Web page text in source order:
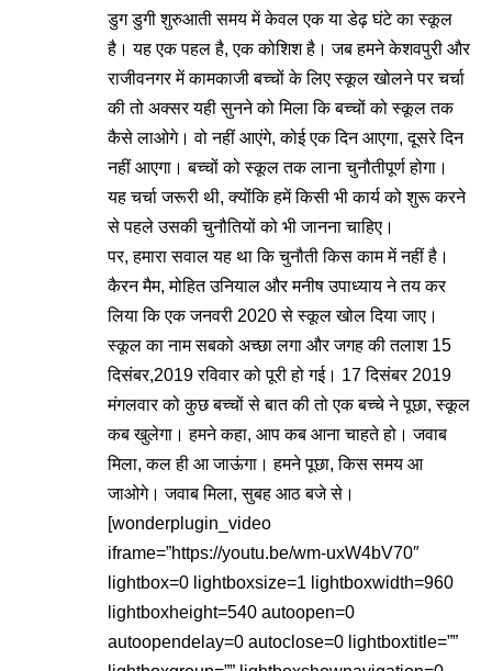
डुग डुगी शुरुआती समय में केवल एक या डेढ़ घंटे का स्कूल
है। यह एक पहल है, एक कोशिश है। जब हमने केशवपुरी और
राजीवनगर में कामकाजी बच्चों के लिए स्कूल खोलने पर चर्चा
की तो अक्सर यही सुनने को मिला कि बच्चों को स्कूल तक
कैसे लाओगे। वो नहीं आएंगे, कोई एक दिन आएगा, दूसरे दिन
नहीं आएगा। बच्चों को स्कूल तक लाना चुनौतीपूर्ण होगा।
यह चर्चा जरूरी थी, क्योंंकि हमें किसी भी कार्य को शुरू करने
से पहले उसकी चुनौतियों को भी जानना चाहिए।
पर, हमारा सवाल यह था कि चुनौती किस काम में नहीं है।
कैरन मैम, मोहित उनियाल और मनीष उपाध्याय ने तय कर
लिया कि एक जनवरी 2020 से स्कूल खोल दिया जाए।
स्कूल का नाम सबको अच्छा लगा और जगह की तलाश 15
दिसंबर,2019 रविवार को पूरी हो गई। 17 दिसंबर 2019
मंगलवार को कुछ बच्चों से बात की तो एक बच्चे ने पूछा, स्कूल
कब खुलेगा। हमने कहा, आप कब आना चाहते हो। जवाब
मिला, कल ही आ जाऊंगा। हमने पूछा, किस समय आ
जाओगे। जवाब मिला, सुबह आठ बजे से।
[wonderplugin_video
iframe=”https://youtu.be/wm-uxW4bV70″
lightbox=0 lightboxsize=1 lightboxwidth=960
lightboxheight=540 autoopen=0
autoopendelay=0 autoclose=0 lightboxtitle=””